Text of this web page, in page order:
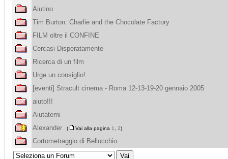
Aiutino
Tim Burton: Charlie and the Chocolate Factory
FILM oltre il CONFINE
Cercasi Disperatamente
Ricerca di un film
Urge un consiglio!
[eventi] Stracult cinema - Roma 12-13-19-20 gennaio 2005
aiuto!!!
Aiutatemi
Alexander
( Vai alla pagina 1 2)
Cortometraggio di Bellocchio